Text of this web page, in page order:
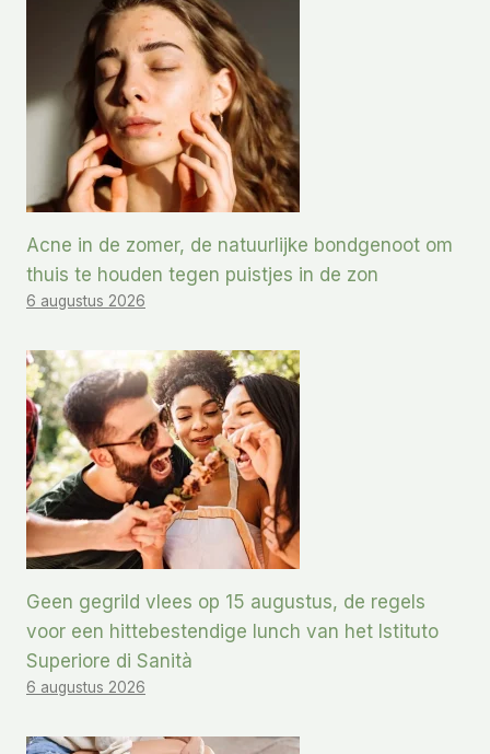
Acne in de zomer, de natuurlijke bondgenoot om
thuis te houden tegen puistjes in de zon
6 augustus 2026
Geen gegrild vlees op 15 augustus, de regels
voor een hittebestendige lunch van het Istituto
Superiore di Sanità
6 augustus 2026